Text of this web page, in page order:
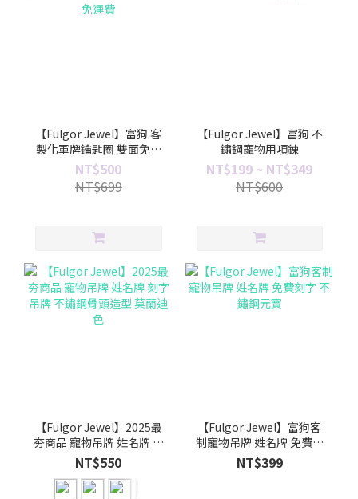
【Fulgor Jewel】富狗 客
製化軍牌鑰匙圈 雙面免費
刻字 免運費
NT$500
NT$699
【Fulgor Jewel】富狗 不
鏽鋼寵物用項錬
NT$199 ~ NT$349
NT$600
【Fulgor Jewel】2025最
夯商品 寵物吊牌 姓名牌 刻
字吊牌 不鏽鋼骨頭造型 莫
蘭迪色
NT$550
【Fulgor Jewel】富狗客
制寵物吊牌 姓名牌 免費刻
字 不鏽鋼元寶
NT$399